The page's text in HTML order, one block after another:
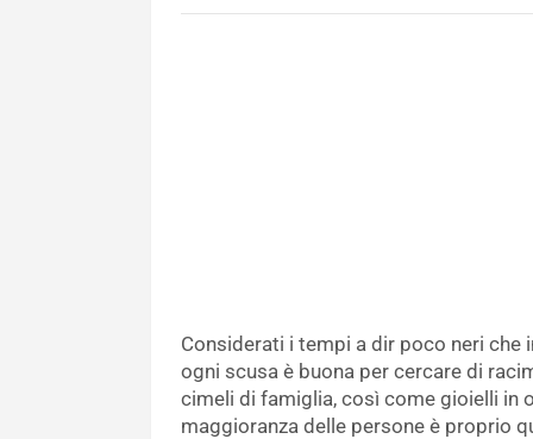
Considerati i tempi a dir poco neri
ogni scusa è buona per cercare di
cimeli di famiglia, così come gioielli in
maggioranza delle persone è proprio